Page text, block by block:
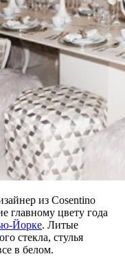
из Cosentino
главному цвету года
Йорке. Литые
стекла, стулья
в белом.